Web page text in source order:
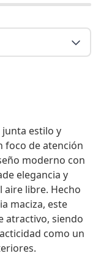
estilo y
foco de atención
moderno con
elegancia y
aire libre. Hecho
maciza, este
atractivo, siendo
como un